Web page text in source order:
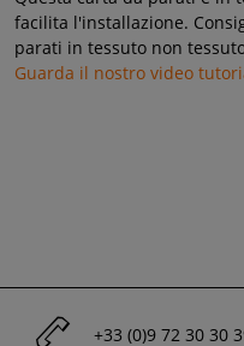
facilita l'installazione.
parati in tessuto non
Guarda il nostro video
+33 (0)9 72 30 30